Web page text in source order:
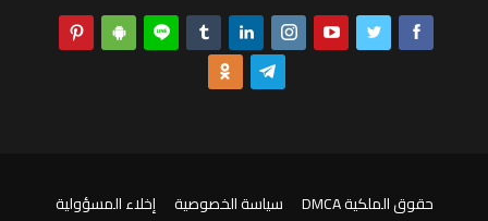
حقوق الملكية DMCA سياسة الخصوصية
إخلاء المسؤولية